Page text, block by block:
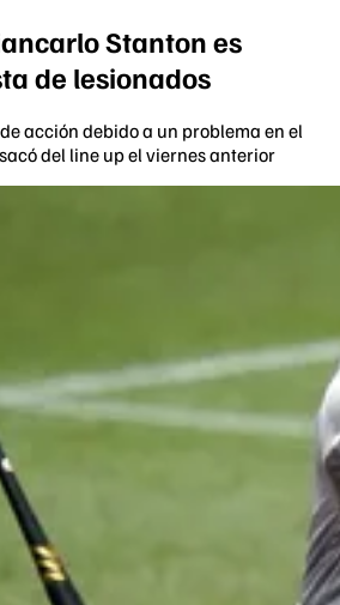
Stanton es
de lesionados
acción debido a un problema en el
del line up el viernes anterior